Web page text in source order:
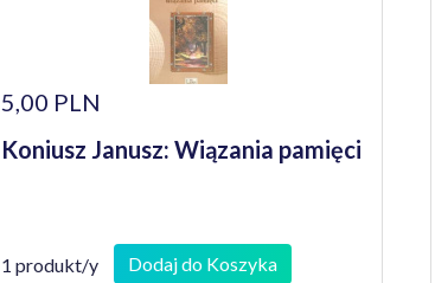
5,00 PLN
Koniusz Janusz: Wiązania pamięci
1 produkt/y Dodaj do Koszyka